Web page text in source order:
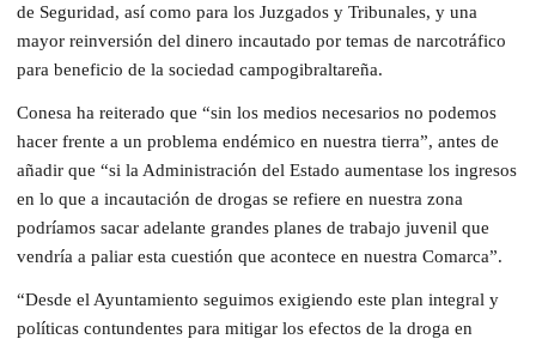
de Seguridad, así como para los Juzgados y Tribunales, y una
mayor reinversión del dinero incautado por temas de narcotráfico
para beneficio de la sociedad campogibraltareña.
Conesa ha reiterado que “sin los medios necesarios no podemos
hacer frente a un problema endémico en nuestra tierra”, antes de
añadir que “si la Administración del Estado aumentase los ingresos
en lo que a incautación de drogas se refiere en nuestra zona
podríamos sacar adelante grandes planes de trabajo juvenil que
vendría a paliar esta cuestión que acontece en nuestra Comarca”.
“Desde el Ayuntamiento seguimos exigiendo este plan integral y
políticas contundentes para mitigar los efectos de la droga en